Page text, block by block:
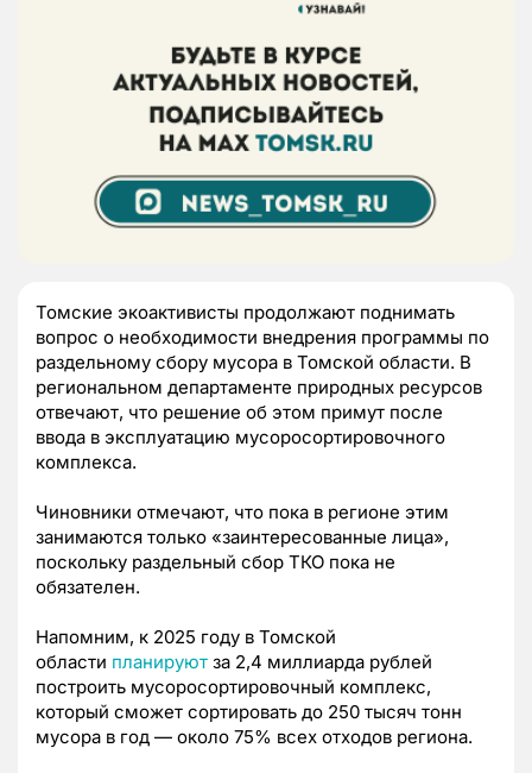
Томские экоактивисты продолжают поднимать
вопрос о необходимости внедрения программы по
раздельному сбору мусора в Томской области. В
региональном департаменте природных ресурсов
отвечают, что решение об этом примут после
ввода в эксплуатацию мусоросортировочного
комплекса.
Чиновники отмечают, что пока в регионе этим
занимаются только «заинтересованные лица»,
поскольку раздельный сбор ТКО пока не
обязателен.
Напомним, к 2025 году в Томской
области планируют за 2,4 миллиарда рублей
построить мусоросортировочный комплекс,
который сможет сортировать до 250 тысяч тонн
мусора в год — около 75% всех отходов региона.